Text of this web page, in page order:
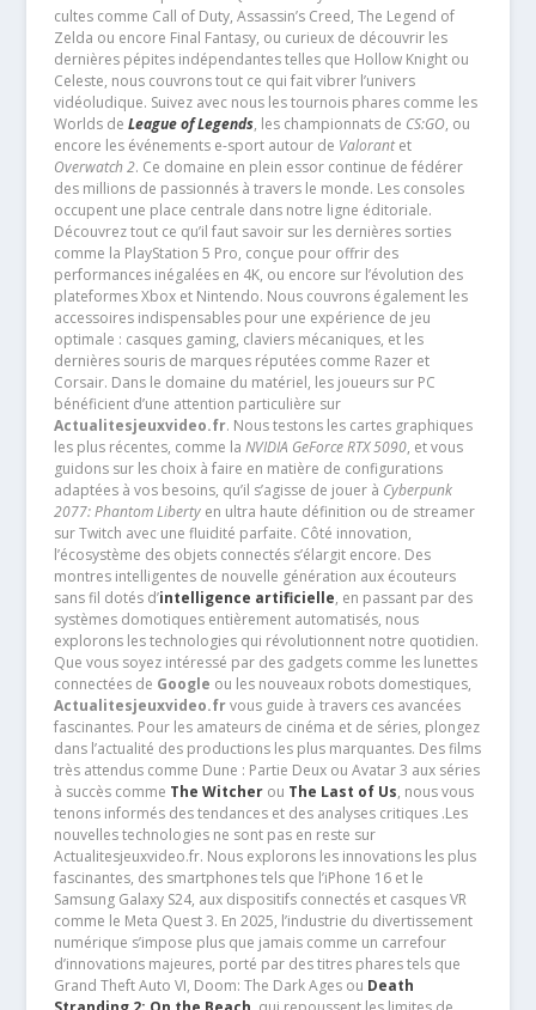
cultes comme Call of Duty, Assassin’s Creed, The Legend of
Zelda ou encore Final Fantasy, ou curieux de découvrir les
dernières pépites indépendantes telles que Hollow Knight ou
Celeste, nous couvrons tout ce qui fait vibrer l’univers
vidéoludique. Suivez avec nous les tournois phares comme les
Worlds de League of Legends, les championnats de CS:GO, ou
encore les événements e-sport autour de Valorantet
Overwatch 2. Ce domaine en plein essor continue de fédérer
des millions de passionnés à travers le monde. Les consoles
occupent une place centrale dans notre ligne éditoriale.
Découvrez tout ce qu’il faut savoir sur les dernières sorties
comme la PlayStation 5 Pro, conçue pour offrir des
performances inégalées en 4K, ou encore sur l’évolution des
plateformes Xbox et Nintendo. Nous couvrons également les
accessoires indispensables pour une expérience de jeu
optimale : casques gaming, claviers mécaniques, et les
dernières souris de marques réputées comme Razer et
Corsair. Dans le domaine du matériel, les joueurs sur PC
bénéficient d’une attention particulière sur
Actualitesjeuxvideo.fr. Nous testons les cartes graphiques
les plus récentes, comme la NVIDIA GeForce RTX 5090, et vous
guidons sur les choix à faire en matière de configurations
adaptées à vos besoins, qu’il s’agisse de jouer à Cyberpunk
2077: Phantom Libertyen ultra haute définition ou de streamer
sur Twitch avec une fluidité parfaite. Côté innovation,
l’écosystème des objets connectés s’élargit encore. Des
montres intelligentes de nouvelle génération aux écouteurs
sans fil dotés d’intelligence artificielle, en passant par des
systèmes domotiques entièrement automatisés, nous
explorons les technologies qui révolutionnent notre quotidien.
Que vous soyez intéressé par des gadgets comme les lunettes
connectées de Google ou les nouveaux robots domestiques,
Actualitesjeuxvideo.frvous guide à travers ces avancées
fascinantes. Pour les amateurs de cinéma et de séries, plongez
dans l’actualité des productions les plus marquantes. Des films
très attendus comme Dune : Partie Deux ou Avatar 3 aux séries
à succès comme The Witcherou The Last of Us, nous vous
tenons informés des tendances et des analyses critiques .Les
nouvelles technologies ne sont pas en reste sur
Actualitesjeuxvideo.fr. Nous explorons les innovations les plus
fascinantes, des smartphones tels que l’iPhone 16 et le
Samsung Galaxy S24, aux dispositifs connectés et casques VR
comme le Meta Quest 3. En 2025, l’industrie du divertissement
numérique s’impose plus que jamais comme un carrefour
d’innovations majeures, porté par des titres phares tels que
Grand Theft Auto VI, Doom: The Dark Ages ou Death